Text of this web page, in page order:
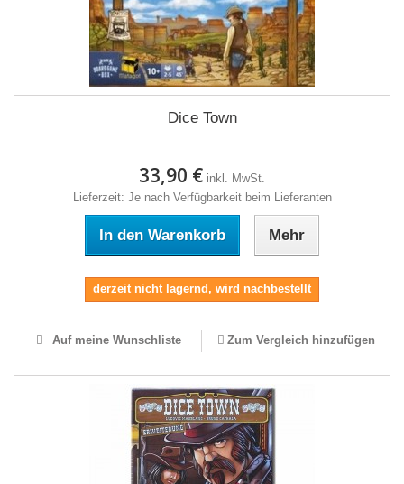
Dice Town
33,90 € inkl. MwSt.
Lieferzeit: Je nach Verfügbarkeit beim Lieferanten
In den Warenkorb Mehr
derzeit nicht lagernd, wird nachbestellt
Auf meine Wunschliste Zum Vergleich hinzufügen